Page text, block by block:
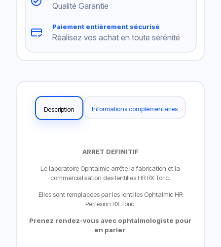
Qualité Garantie
Paiement entièrement sécurisé
Réalisez vos achat en toute sérénité
Description Informations complémentaires
ARRET DEFINITIF
Le laboratoire Ophtalmic arrête la fabrication et la
commercialisation des lentilles HR RX Toric.
Elles sont remplacées par les lentilles Ophtalmic HR
Perfexion RX Toric.
Prenez rendez-vous avec ophtalmologiste pour
en parler.